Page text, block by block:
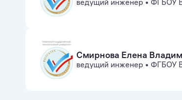
ведущий инженер • ФГБОУ
Смирнова Елена
ведущий инженер • ФГБОУ